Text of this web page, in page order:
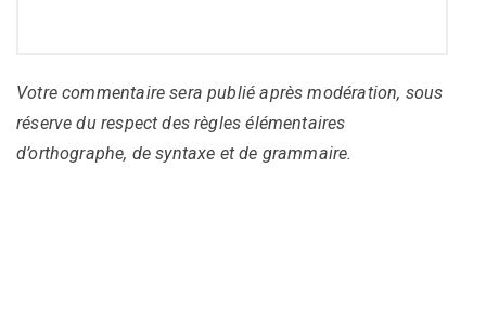
Votre commentaire sera publié après modération, sous
réserve du respect des règles élémentaires
d’orthographe, de syntaxe et de grammaire.